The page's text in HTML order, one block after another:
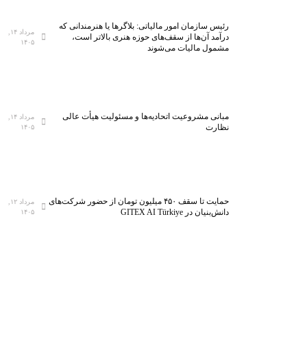
رئیس سازمان امور مالیاتی: بلاگر‌ها یا هنرمندانی که
درآمد آن‌ها از سقف‌های حوزه هنری بالاتر است،
مشمول مالیات می‌شوند
۱۴۰۵
مبانی مشروعیت اتحادیه‌ها و مسئولیت هیأت عالی
نظارت
۱۴۰۵
حمایت تا سقف ۴۵۰ میلیون تومان از حضور شرکت‌های
دانش‌بنیان در GITEX AI Türkiye
۱۴۰۵